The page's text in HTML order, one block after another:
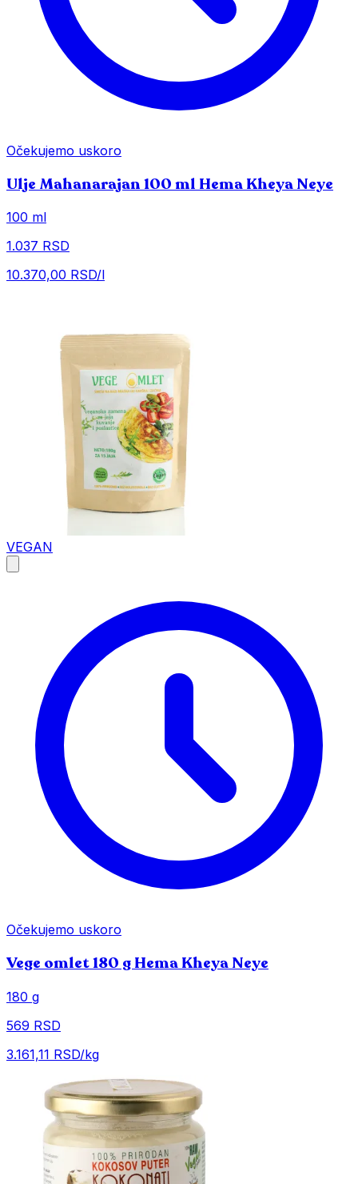
Očekujemo uskoro
Ulje Mahanarajan 100 ml Hema Kheya Neye
100 ml
1.037 RSD
10.370,00 RSD/l
VEGAN
Očekujemo uskoro
Vege omlet 180 g Hema Kheya Neye
180 g
569 RSD
3.161,11 RSD/kg